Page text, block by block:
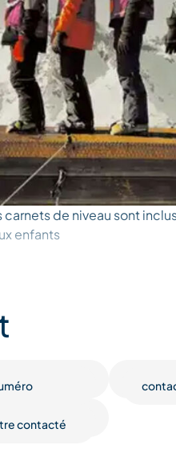
de niveau sont
enfants
contacté